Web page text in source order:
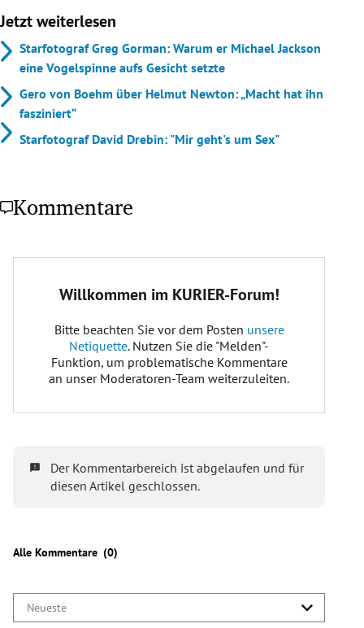
Jetzt weiterlesen
Starfotograf Greg Gorman: Warum er Michael Jackson
eine Vogelspinne aufs Gesicht setzte
Gero von Boehm über Helmut Newton: „Macht hat ihn
fasziniert“
Starfotograf David Drebin: "Mir geht's um Sex"
Kommentare